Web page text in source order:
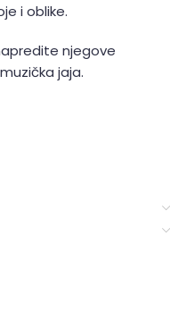
i oblike.
njegove
jaja.